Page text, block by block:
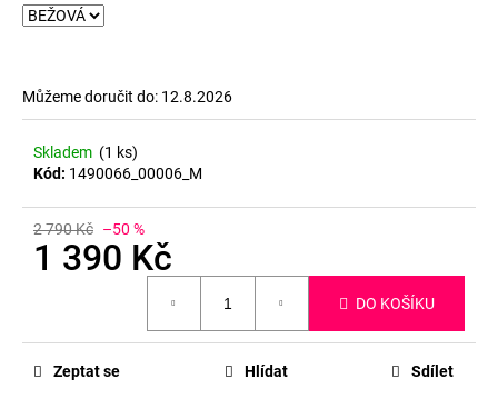
Můžeme doručit do: 12.8.2026
Skladem (1 ks)
Kód: 1490066_00006_M
2 790 Kč –50 %
1 390 Kč
DO KOŠÍKU
Zeptat se Hlídat Sdílet